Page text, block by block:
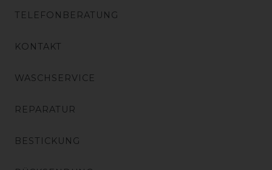
TELEFONBERATUNG
KONTAKT
WASCHSERVICE
REPARATUR
BESTICKUNG